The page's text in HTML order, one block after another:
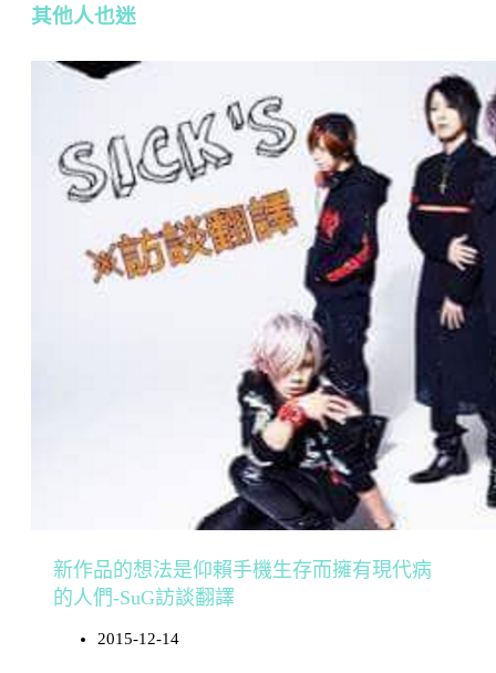
其他人也迷
新作品的想法是仰賴手機生存而擁有現代病
的人們-SuG訪談翻譯
2015-12-14